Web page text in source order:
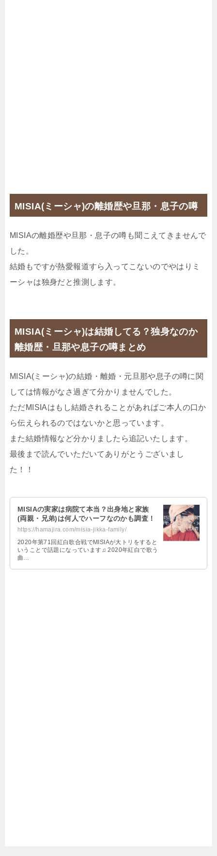
MISIA(ミーシャ)の離婚歴や旦那・息子の噂
MISIAの離婚歴や旦那・息子の噂も聞こえてきませんで
した。
結婚もですが熱愛報道すら入ってこないのでやはりミ
ーシャは独身だと推測します。
MISIA(ミーシャ)は結婚してる？独身なのか
離婚歴・旦那や息子の噂まとめ
MISIA(ミーシャ)の結婚・離婚・元旦那や息子の噂に関
しては情報がなさ過ぎて分かりませんでした。
ただMISIAはもし結婚されることがあればご本人の口か
ら伝えられるのではないかと思っています。
また結婚情報など分かりましたら追記いたします。
最後まで読んでいただいてありがとうございまし
た！！
MISIAの実家は病院て本当？出身地と家族
(両親・兄弟)は何人でハーフなのかも調査！
https://hamajira.com/misia-jikka-family/
2020年第71回紅白歌合戦でMISIAが大トリをすると
いうことで話題になっています♫ 2020年紅白で歌う
曲…